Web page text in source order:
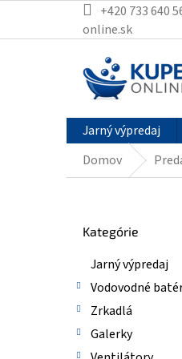
obsah
+420 733 640
online.sk
Jarný výpredaj
Domov
kategórie
Kategórie
Jarný výpredaj
Vodovodné
Zrkadlá
Galerky